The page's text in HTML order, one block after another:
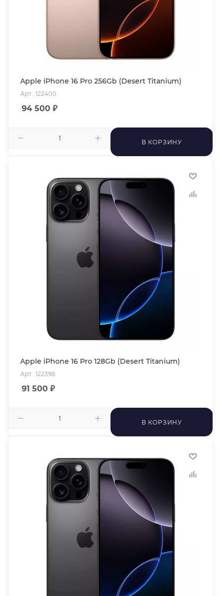
Apple iPhone 16 Pro 256Gb (Desert Titanium)
Арт.: 122400
94 500 ₽
В КОРЗИНУ
Apple iPhone 16 Pro 128Gb (Desert Titanium)
Арт.: 122398
91 500 ₽
В КОРЗИНУ